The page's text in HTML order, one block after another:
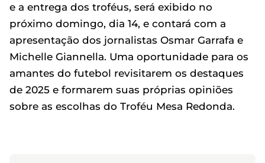
e a entrega dos troféus, será exibido no
próximo domingo, dia 14, e contará com a
apresentação dos jornalistas Osmar Garrafa e
Michelle Giannella. Uma oportunidade para os
amantes do futebol revisitarem os destaques
de 2025 e formarem suas próprias opiniões
sobre as escolhas do Troféu Mesa Redonda.